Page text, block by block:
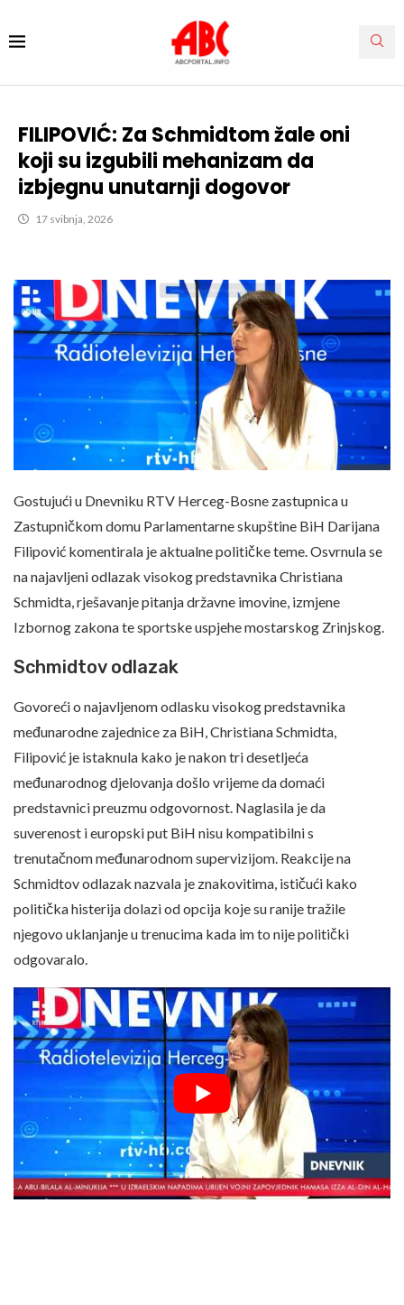
FILIPOVIĆ: Za Schmidtom žale oni
koji su izgubili mehanizam da
izbjegnu unutarnji dogovor
17 svibnja, 2026
Gostujući u Dnevniku RTV Herceg-Bosne zastupnica u
Zastupničkom domu Parlamentarne skupštine BiH Darijana
Filipović komentirala je aktualne političke teme. Osvrnula se
na najavljeni odlazak visokog predstavnika Christiana
Schmidta, rješavanje pitanja državne imovine, izmjene
Izbornog zakona te sportske uspjehe mostarskog Zrinjskog.
Schmidtov odlazak
Govoreći o najavljenom odlasku visokog predstavnika
međunarodne zajednice za BiH, Christiana Schmidta,
Filipović je istaknula kako je nakon tri desetljeća
međunarodnog djelovanja došlo vrijeme da domaći
predstavnici preuzmu odgovornost. Naglasila je da
suverenost i europski put BiH nisu kompatibilni s
trenutačnom međunarodnom supervizijom. Reakcije na
Schmidtov odlazak nazvala je znakovitima, ističući kako
politička histerija dolazi od opcija koje su ranije tražile
njegovo uklanjanje u trenucima kada im to nije politički
odgovaralo.